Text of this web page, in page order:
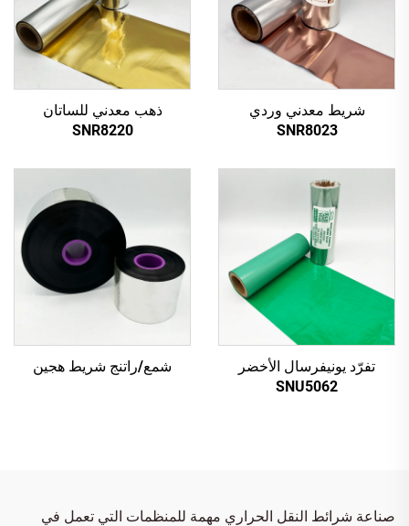
شريط معدني وردي
SNR8023
ذهب معدني للساتان
SNR8220
تفرّد يونيفرسال الأخضر
SNU5062
شمع/راتنج شريط هجين
صناعة شرائط النقل الحراري مهمة للمنظمات التي تعمل في